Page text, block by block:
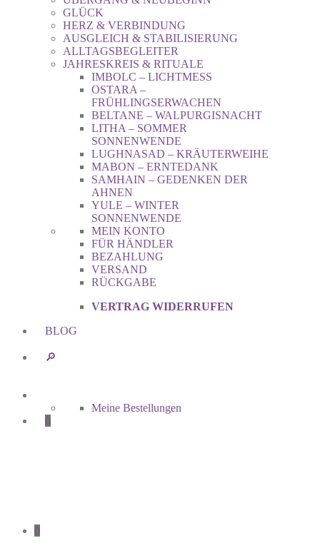
GLÜCK
HERZ & VERBINDUNG
AUSGLEICH & STABILISIERUNG
ALLTAGSBEGLEITER
JAHRESKREIS & RITUALE
IMBOLC – LICHTMESS
OSTARA –
FRÜHLINGSERWACHEN
BELTANE – WALPURGISNACHT
LITHA – SOMMER
SONNENWENDE
LUGHNASAD – KRÄUTERWEIHE
MABON – ERNTEDANK
SAMHAIN – GEDENKEN DER
AHNEN
YULE – WINTER
SONNENWENDE
MEIN KONTO
FÜR HÄNDLER
BEZAHLUNG
VERSAND
RÜCKGABE
VERTRAG WIDERRUFEN
BLOG
🔎︎
Meine Bestellungen
0
0